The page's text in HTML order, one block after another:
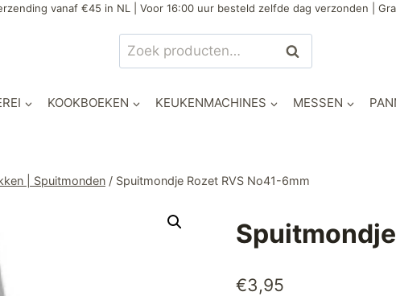
vanaf €45 in NL | Voor 16:00 uur besteld zelfde dag verzonden |
Zoeken
naar:
Zoeken
KOOKBOEKEN KEUKENMACHINES MESSEN
| Spuitmonden / Spuitmondje Rozet RVS No41-6mm
€3,95